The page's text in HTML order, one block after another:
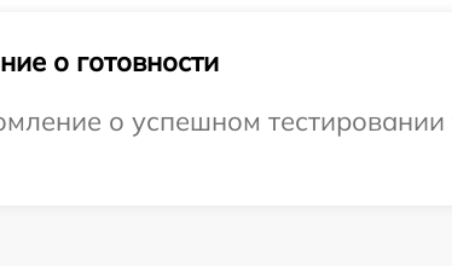
о готовности
о успешном